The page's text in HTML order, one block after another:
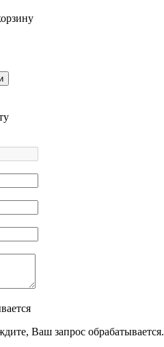
Ваш запрос обрабатывается.